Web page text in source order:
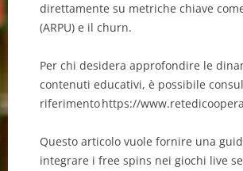
direttamente su metriche chiave
(ARPU) e il churn.
Per chi desidera approfondire le
contenuti educativi, è possibile
riferimento https://
Questo articolo vuole fornire una
integrare i free spins nei giochi live